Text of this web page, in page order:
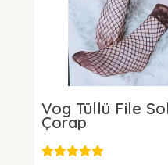
Vog Tüllü File
Çorap
150,00 TL